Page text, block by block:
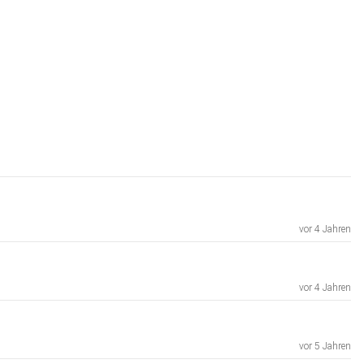
vor 4 Jahren
vor 4 Jahren
vor 5 Jahren